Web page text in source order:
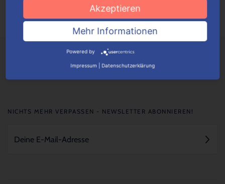
Mehr lesen
NICHTS MEHR VERPASSEN - NEWSLETTER ABONNIEREN!
Akzeptieren
Mehr Informationen
Powered by
Impressum Datenschutzerklärung